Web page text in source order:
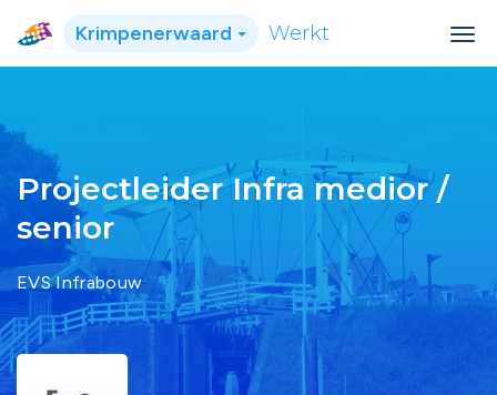
Krimpenerwaard Werkt
Projectleider Infra medior /
senior
EVS Infrabouw